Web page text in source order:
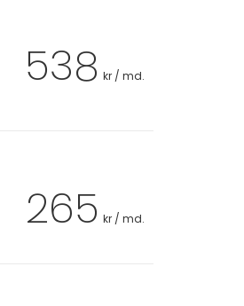
538 kr / md.
265 kr / md.